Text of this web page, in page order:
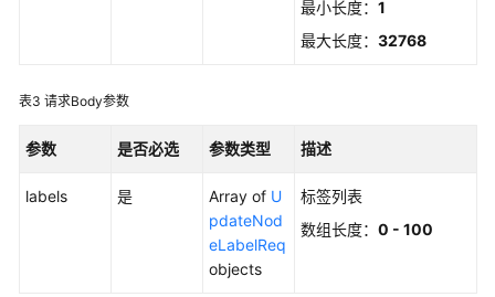
调
API（医
最小长度： 1
最大长度： 32768
表3 请求Body参数
参数 是否必选 参数类型 描述
labels 是 Array of U
pdateNod
eLabelReq
objects
标签列表
数组长度： 0 - 100